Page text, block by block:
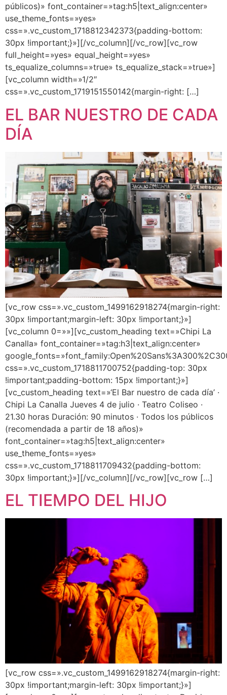
públicos)» font_container=»tag:h5|text_align:center»
use_theme_fonts=»yes»
css=».vc_custom_1718812342373{padding-bottom:
30px !important;}»][/vc_column][/vc_row][vc_row
full_height=»yes» equal_height=»yes»
ts_equalize_columns=»true» ts_equalize_stack=»true»]
[vc_column width=»1/2″
css=».vc_custom_1719151550142{margin-right: […]
EL BAR NUESTRO DE CADA
DÍA
[vc_row css=».vc_custom_1499162918274{margin-right:
30px !important;margin-left: 30px !important;}»]
[vc_column 0=»»][vc_custom_heading text=»Chipi La
Canalla» font_container=»tag:h3|text_align:center»
css=».vc_custom_1718811700752{padding-top: 30px
!important;padding-bottom: 15px !important;}»]
[vc_custom_heading text=»‘El Bar nuestro de cada día’ ·
Chipi La Canalla Jueves 4 de julio · Teatro Coliseo ·
21.30 horas Duración: 90 minutos · Todos los públicos
(recomendada a partir de 18 años)»
font_container=»tag:h5|text_align:center»
use_theme_fonts=»yes»
css=».vc_custom_1718811709432{padding-bottom:
30px !important;}»][/vc_column][/vc_row][vc_row […]
EL TIEMPO DEL HIJO
[vc_row css=».vc_custom_1499162918274{margin-right:
30px !important;margin-left: 30px !important;}»]